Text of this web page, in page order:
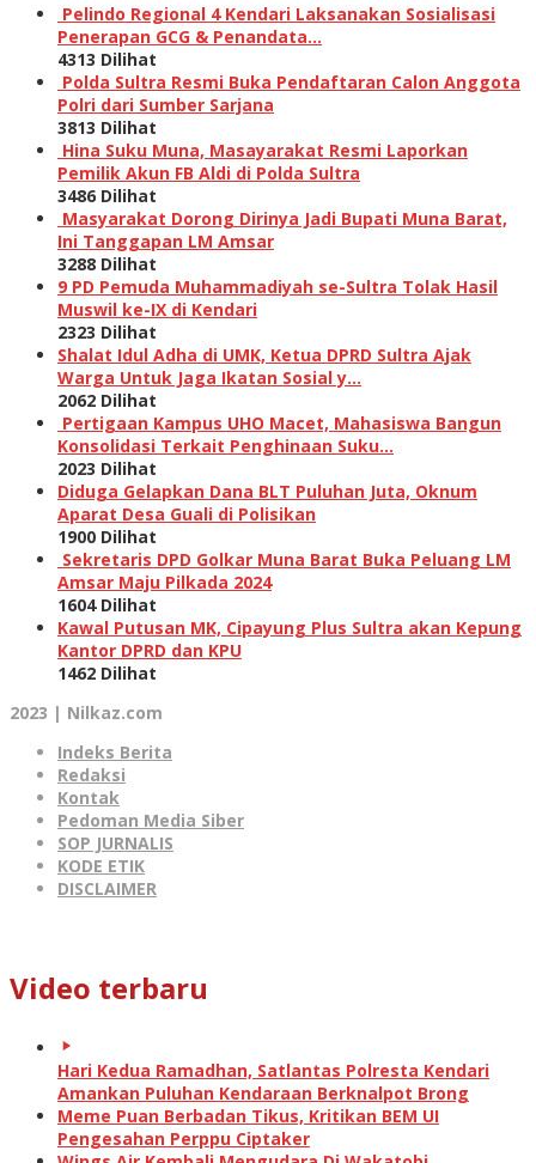
Pelindo Regional 4 Kendari Laksanakan Sosialisasi
Penerapan GCG & Penandata…
4313 Dilihat
Polda Sultra Resmi Buka Pendaftaran Calon Anggota
Polri dari Sumber Sarjana
3813 Dilihat
Hina Suku Muna, Masayarakat Resmi Laporkan
Pemilik Akun FB Aldi di Polda Sultra
3486 Dilihat
Masyarakat Dorong Dirinya Jadi Bupati Muna Barat,
Ini Tanggapan LM Amsar
3288 Dilihat
9 PD Pemuda Muhammadiyah se-Sultra Tolak Hasil
Muswil ke-IX di Kendari
2323 Dilihat
Shalat Idul Adha di UMK, Ketua DPRD Sultra Ajak
Warga Untuk Jaga Ikatan Sosial y…
2062 Dilihat
Pertigaan Kampus UHO Macet, Mahasiswa Bangun
Konsolidasi Terkait Penghinaan Suku…
2023 Dilihat
Diduga Gelapkan Dana BLT Puluhan Juta, Oknum
Aparat Desa Guali di Polisikan
1900 Dilihat
Sekretaris DPD Golkar Muna Barat Buka Peluang LM
Amsar Maju Pilkada 2024
1604 Dilihat
Kawal Putusan MK, Cipayung Plus Sultra akan Kepung
Kantor DPRD dan KPU
1462 Dilihat
2023 | Nilkaz.com
Indeks Berita
Redaksi
Kontak
Pedoman Media Siber
SOP JURNALIS
KODE ETIK
DISCLAIMER
Video terbaru
Hari Kedua Ramadhan, Satlantas Polresta Kendari
Amankan Puluhan Kendaraan Berknalpot Brong
Meme Puan Berbadan Tikus, Kritikan BEM UI
Pengesahan Perppu Ciptaker